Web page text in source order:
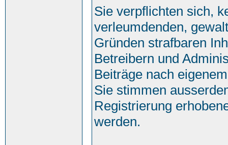
Sie verpflichten sich,
verleumdenden,
Gründen strafbaren
Betreibern und
Beiträge nach
Sie stimmen
Registrierung
werden.